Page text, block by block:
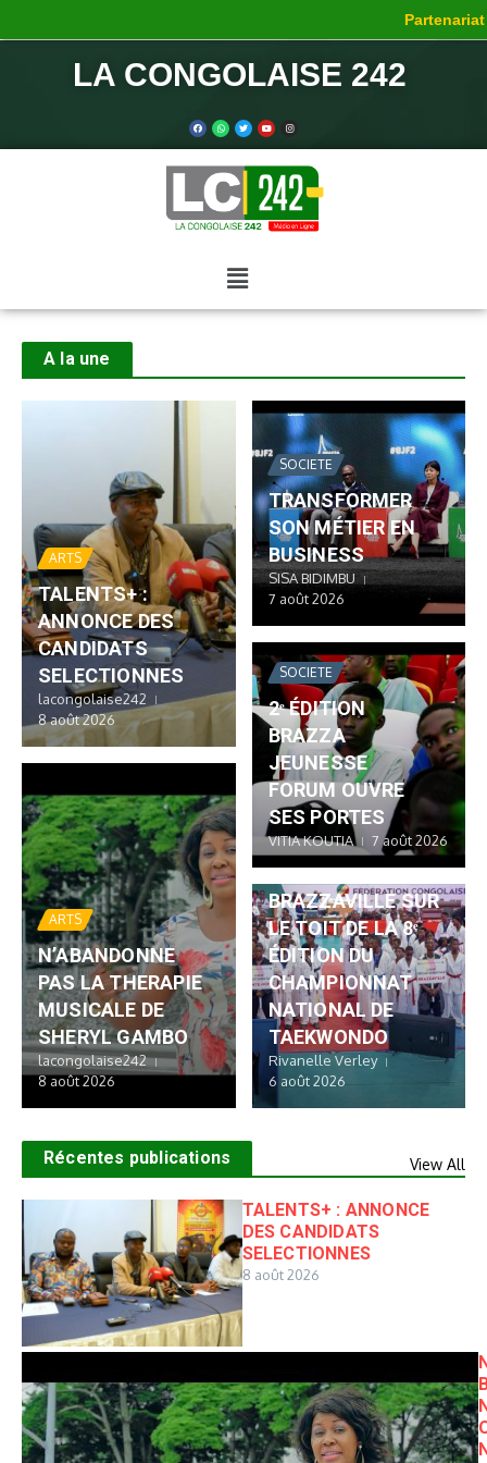
LA CONGOLAISE 242
A la une
ARTS
TALENTS+ :
ANNONCE DES
CANDIDATS
SELECTIONNES
lacongolaise242
8 août 2026
ARTS
N’ABANDONNE
PAS LA THERAPIE
MUSICALE DE
SHERYL GAMBO
lacongolaise242
8 août 2026
SOCIETE
TRANSFORMER
SON MÉTIER EN
BUSINESS
SISA BIDIMBU
7 août 2026
SOCIETE
2ᵉ ÉDITION
BRAZZA
JEUNESSE
FORUM OUVRE
SES PORTES
VITIA KOUTIA 7 août 2026
SPORT
BRAZZAVILLE SUR
LE TOIT DE LA 8ᵉ
ÉDITION DU
CHAMPIONNAT
NATIONAL DE
TAEKWONDO
Rivanelle Verley
6 août 2026
Récentes publications View All
TALENTS+ : ANNONCE
DES CANDIDATS
SELECTIONNES
8 août 2026
Partenariat de